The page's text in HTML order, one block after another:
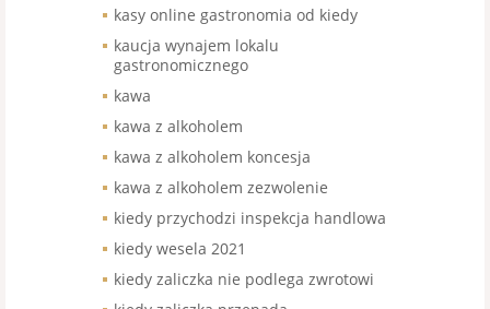
kasy online gastronomia od kiedy
kaucja wynajem lokalu
gastronomicznego
kawa
kawa z alkoholem
kawa z alkoholem koncesja
kawa z alkoholem zezwolenie
kiedy przychodzi inspekcja handlowa
kiedy wesela 2021
kiedy zaliczka nie podlega zwrotowi